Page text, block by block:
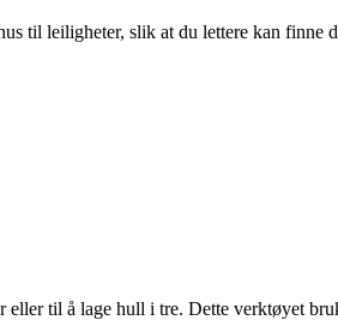
til leiligheter, slik at du lettere kan finne
til å lage hull i tre. Dette verktøyet